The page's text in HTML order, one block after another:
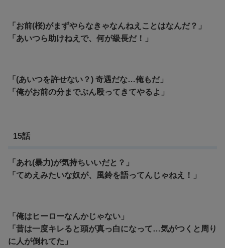
「お前(桜)がまずやらなきゃなんねえことはなんだ？」
「あいつら助けねえで、何が級長だ！」
「(あいつを許せない？) 奇遇だな…俺もだ」
「俺がお前の分までぶん殴ってきてやるよ」
15話
「あれ(暴力)が気持ちいいだと？」
「てめえみたいな奴が、風鈴を語ってんじゃねえ！」
「俺はヒーローなんかじゃない」
「昔は一度キレると頭が真っ白になって…気がつくと周り
に人が倒れてた」